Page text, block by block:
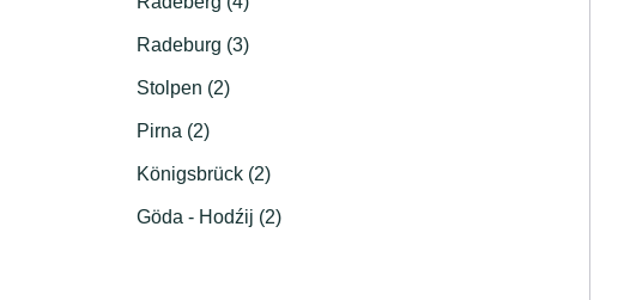
Radeburg (3)
Stolpen (2)
Pirna (2)
Königsbrück (2)
Göda - Hodźij (2)